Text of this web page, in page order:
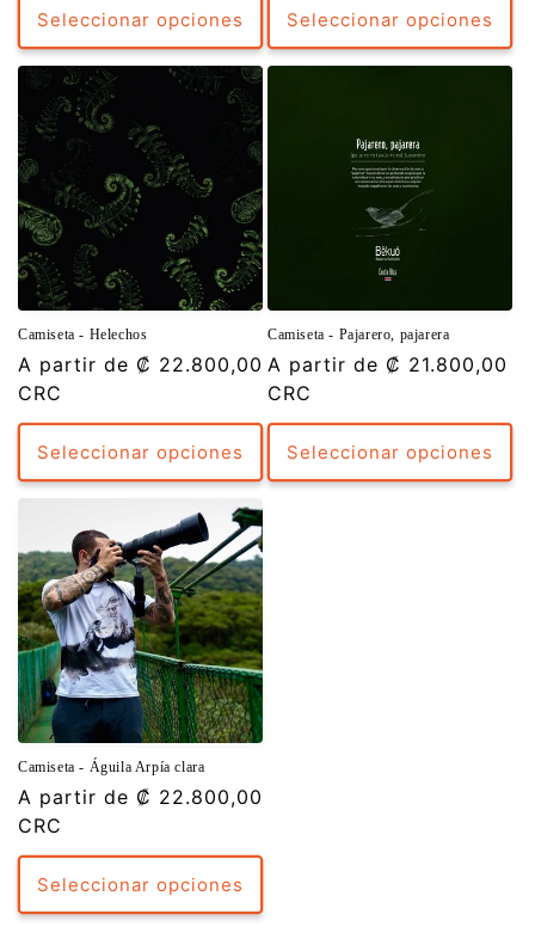
Seleccionar opciones Seleccionar opciones
Camiseta - Helechos
Precio
habitual
A partir de ₡ 22.800,00
CRC
Seleccionar opciones
Camiseta - Pajarero, pajarera
Precio
habitual
A partir de ₡ 21.800,00
CRC
Seleccionar opciones
Camiseta - Águila Arpía clara
Precio
habitual
A partir de ₡ 22.800,00
CRC
Seleccionar opciones